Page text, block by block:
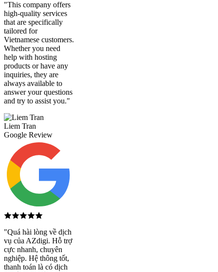
"This company offers
high-quality services
that are specifically
tailored for
Vietnamese customers.
Whether you need
help with hosting
products or have any
inquiries, they are
always available to
answer your questions
and try to assist you."
Liem Tran
Google Review
"Quá hài lòng về dịch
vụ của AZdigi. Hỗ trợ
cực nhanh, chuyên
nghiệp. Hệ thông tốt,
thanh toán là có dịch